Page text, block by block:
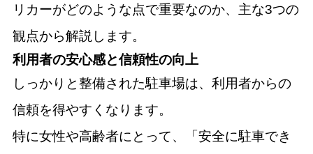
リカーがどのような点で重要なのか、主な3つの
観点から解説します。
利用者の安心感と信頼性の向上
しっかりと整備された駐車場は、利用者からの
信頼を得やすくなります。
特に女性や高齢者にとって、「安全に駐車でき